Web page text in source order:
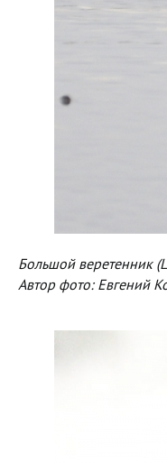
Большой веретенник
Автор фото: Евгений